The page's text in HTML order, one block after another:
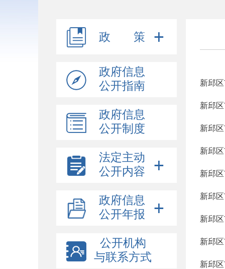
政 策
政府信息
公开指南
政府信息
公开制度
法定主动
公开内容
政府信息
公开年报
公开机构
与联系方式
新邱
新邱
新邱
新邱
新邱
新邱
新邱
新邱
新邱